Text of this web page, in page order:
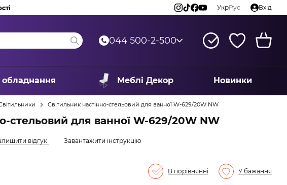
УкрРус Вхід
044 500-2-500
Меблі Декор Новинки
Світильник настінно-стельовий для ванної W-629/20W NW
стельовий для ванної W-629/20W NW
відгук Завантажити інструкцію
В порівнянні У бажання